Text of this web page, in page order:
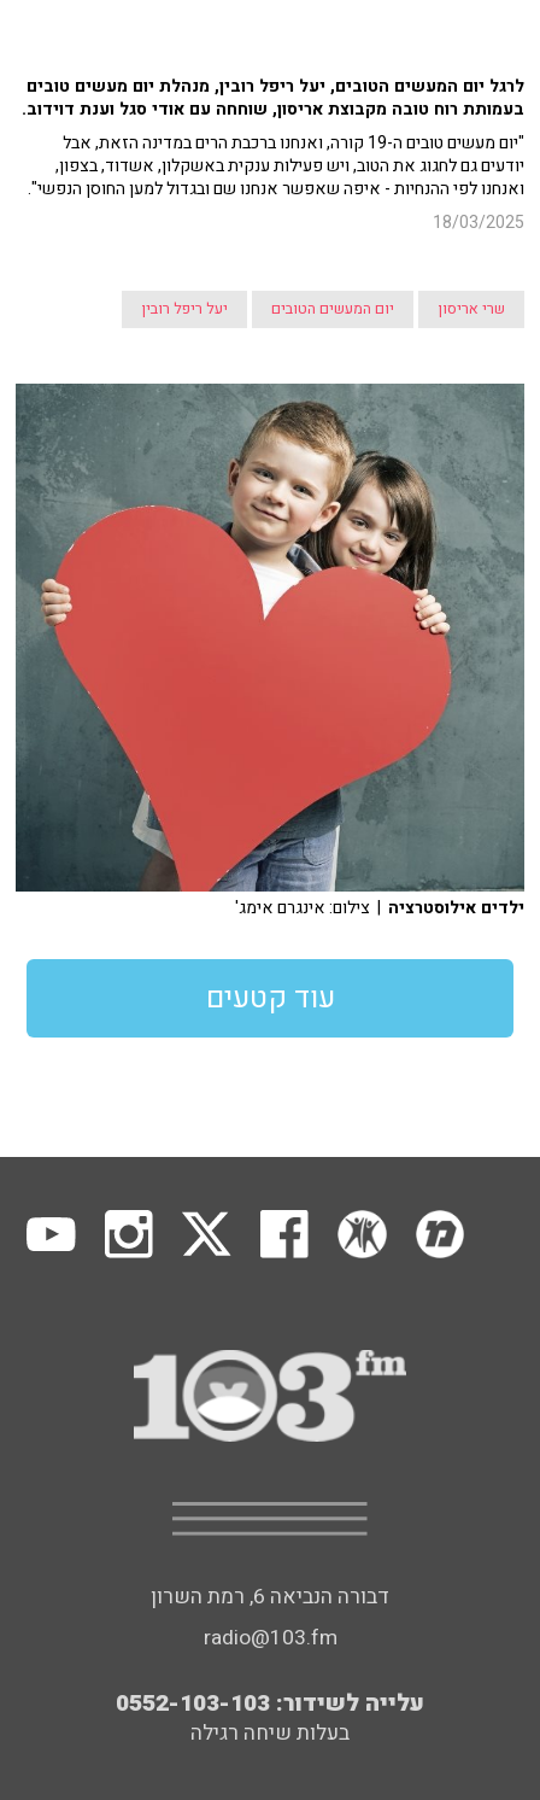
לרגל יום המעשים הטובים, יעל ריפל רובין, מנהלת יום מעשים טובים
בעמותת רוח טובה מקבוצת אריסון, שוחחה עם אודי סגל וענת דוידוב.
"יום מעשים טובים ה-19 קורה, ואנחנו ברכבת הרים במדינה הזאת, אבל
יודעים גם לחגוג את הטוב, ויש פעילות ענקית באשקלון, אשדוד, בצפון,
ואנחנו לפי ההנחיות - איפה שאפשר אנחנו שם ובגדול למען החוסן הנפשי".
18/03/2025
שרי אריסון יום המעשים הטובים יעל ריפל רובין
ילדים אילוסטרציה | צילום: אינגרם אימג'
עוד קטעים
דבורה הנביאה 6, רמת השרון
radio@103.fm
עלייה לשידור: 0552-103-103
בעלות שיחה רגילה